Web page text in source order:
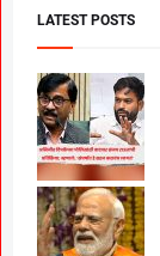
LATEST POSTS